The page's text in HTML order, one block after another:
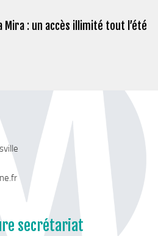
en Matheysine
2025-2027
: un accès illimité tout l’été
secrétariat